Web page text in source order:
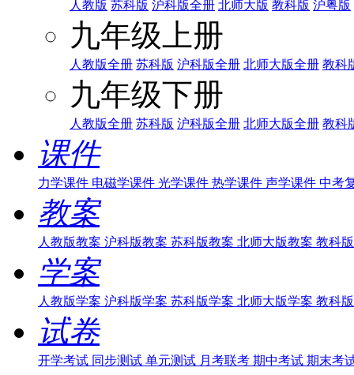
人教版 苏科版 沪科版全册 北师大版 教科版 沪粤版
九年级上册
人教版全册 苏科版 沪科版全册 北师大版全册 教科
九年级下册
人教版全册 苏科版 沪科版全册 北师大版全册 教科
课件
力学课件 电磁学课件 光学课件 热学课件 声学课件 中考
教案
人教版教案 沪科版教案 苏科版教案 北师大版教案 教科
学案
人教版学案 沪科版学案 苏科版学案 北师大版学案 教科
试卷
开学考试 同步测试 单元测试 月考联考 期中考试 期末考